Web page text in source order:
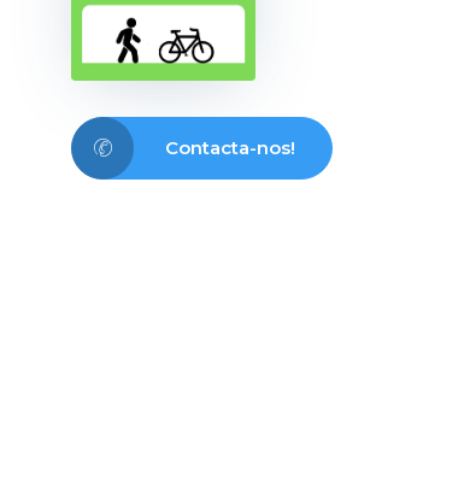
Contacta-nos!